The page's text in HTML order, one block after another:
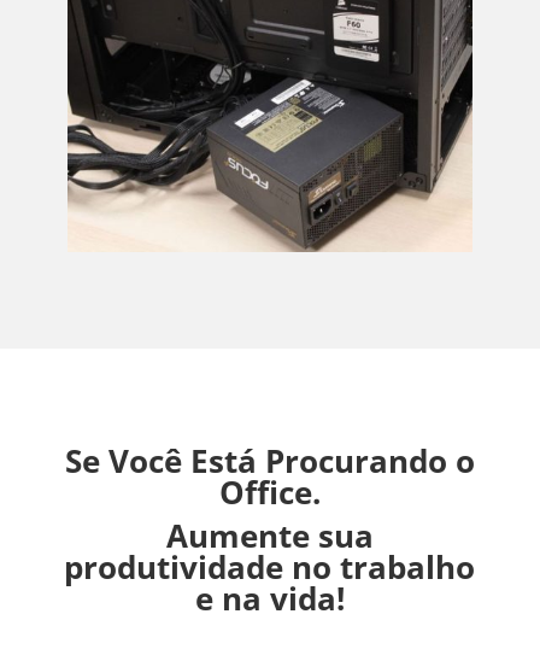
Se Você Está Procurando o
Office.
Aumente sua
produtividade no trabalho
e na vida!